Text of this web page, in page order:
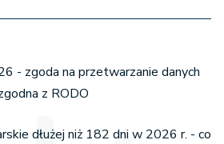
- zgoda na przetwarzanie danych
z RODO
dłużej niż 182 dni w 2026 r. - co